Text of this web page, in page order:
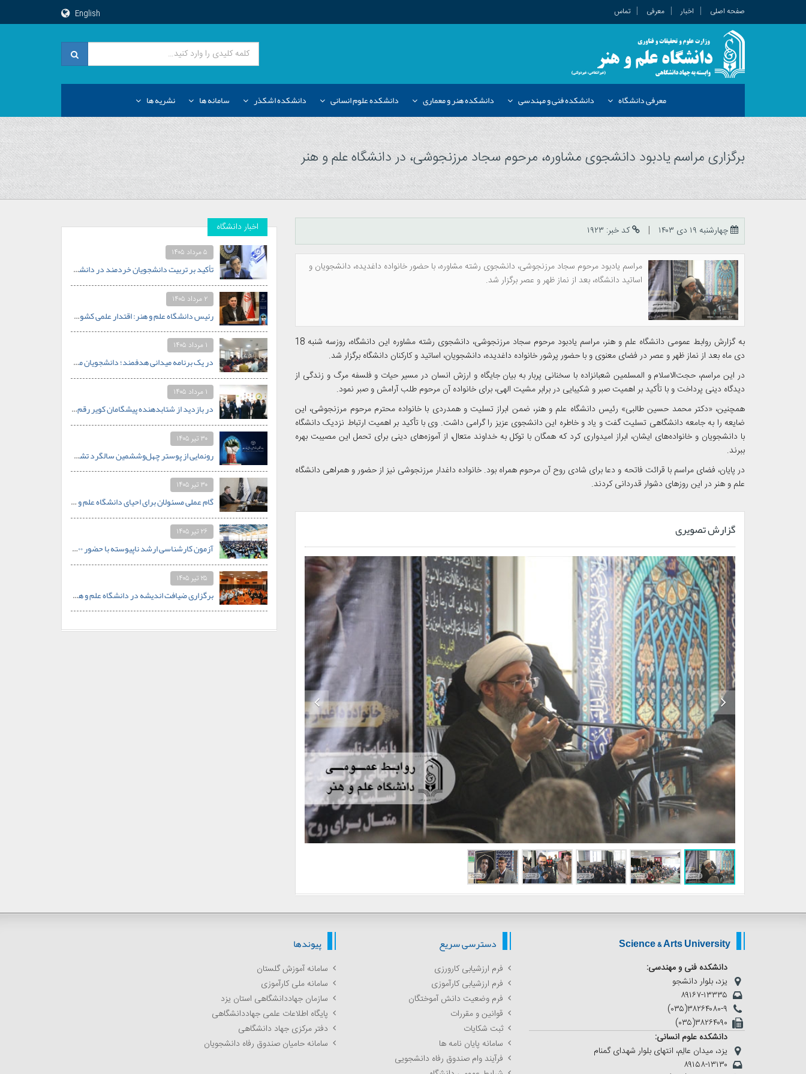
صفحه اصلی اخبار معرفی تماس English
معرفی دانشگاه دانشکده فنی و مهندسی دانشکده هنر و معماری دانشکده علوم انسانی دانشکده اشکذر سامانه ها نشریه ها
برگزاری مراسم یادبود دانشجوی مشاوره، مرحوم سجاد مرزنجوشی، در دانشگاه علم و هنر
چهارشنبه ۱۹ دی ۱۴۰۳ کد خبر: ۱۹۲۳
مراسم یادبود مرحوم سجاد مرزنجوشی، دانشجوی رشته مشاوره، با حضور خانواده داغدیده، دانشجویان و
اساتید دانشگاه، بعد از نماز ظهر و عصر برگزار شد.
به گزارش روابط عمومی دانشگاه علم و هنر، مراسم یادبود مرحوم سجاد مرزنجوشی، دانشجوی رشته مشاوره این دانشگاه، روزسه شنبه 18
دی ماه بعد از نماز ظهر و عصر در فضای معنوی و با حضور پرشور خانواده داغدیده، دانشجویان، اساتید و کارکنان دانشگاه برگزار شد.
در این مراسم، حجت‌الاسلام و المسلمین شعبانزاده با سخنانی پربار به بیان جایگاه و ارزش انسان در مسیر حیات و فلسفه مرگ و زندگی از
دیدگاه دینی پرداخت و با تأکید بر اهمیت صبر و شکیبایی در برابر مشیت الهی، برای خانواده آن مرحوم طلب آرامش و صبر نمود.
همچنین، «دکتر محمد حسین طالبی» رئیس دانشگاه علم و هنر، ضمن ابراز تسلیت و همدردی با خانواده محترم مرحوم مرزنجوشی، این
ضایعه را به جامعه دانشگاهی تسلیت گفت و یاد و خاطره این دانشجوی عزیز را گرامی داشت. وی با تأکید بر اهمیت ارتباط نزدیک دانشگاه
با دانشجویان و خانواده‌های ایشان، ابراز امیدواری کرد که همگان با توکل به خداوند متعال، از آموزه‌های دینی برای تحمل این مصیبت بهره
ببرند.
در پایان، فضای مراسم با قرائت فاتحه و دعا برای شادی روح آن مرحوم همراه بود. خانواده داغدار مرزنجوشی نیز از حضور و همراهی دانشگاه
علم و هنر در این روزهای دشوار قدردانی کردند.
گزارش تصویری
اخبار دانشگاه
۵ مرداد ۱۴۰۵
تأکید بر تربیت دانشجویان خردمند در دانشگاه‌ها/ تبدیل دانشگاه علم‌وهنر جهاددانشگاهی به الگوی دانشگاه کارآفرین در جنوب کشور
۲ مرداد ۱۴۰۵
رئیس دانشگاه علم و هنر: اقتدار علمی کشور با تکیه بر جوانان و خودباوری محقق خواهد شد.
۱ مرداد ۱۴۰۵
در یک برنامه میدانی هدفمند؛ دانشجویان مهندسی دانشگاه علم و هنر از قلب صنعت کاشی یزد بازدید کردند
۱ مرداد ۱۴۰۵
در بازدید از شتابدهنده پیشگامان کویر رقم خورد: همنشینی اساتید دانشگاه علم و هنر با محور استارتاپی
۳۰ تیر ۱۴۰۵
رونمایی از پوستر چهل‌وششمین سالگرد تشکیل جهاددانشگاهی با شعار «جهاددانشگاهی؛ اقتدار علمی در افق مقاومت»
۳۰ تیر ۱۴۰۵
گام عملی مسئولان برای احیای دانشگاه علم و هنر اردکان؛ از نیازسنجی رشته‌های جدید تا تأمین بودجه
۲۶ تیر ۱۴۰۵
آزمون کارشناسی ارشد ناپیوسته با حضور ۵۰۰ داوطلب در دانشگاه علم و هنر برگزار شد
۲۵ تیر ۱۴۰۵
برگزاری ضیافت اندیشه در دانشگاه علم و هنر؛ از اعجاز علمی قرآن تا نظام سلوکی در خانواده
Science & Arts University
دانشکده فنی و مهندسی:
یزد، بلوار دانشجو
۸۹۱۶۷-۱۳۳۳۵
(۰۳۵)۳۸۲۶۴۰۸۰-۹
(۰۳۵)۳۸۲۶۴۰۹۰
دانشکده علوم انسانی:
یزد، میدان عالِم، انتهای بلوار شهدای گمنام
۸۹۱۵۸-۱۳۱۳۰
دسترسی سریع
فرم ارزشیابی کارورزی
فرم ارزشیابی کارآموزی
فرم وضعیت دانش آموختگان
قوانین و مقررات
ثبت شکایات
سامانه پایان نامه ها
فرآیند وام صندوق رفاه دانشجویی
پیوندها
سامانه آموزش گلستان
سامانه ملی کارآموزی
سازمان جهاددانشگاهی استان یزد
پایگاه اطلاعات علمی جهاددانشگاهی
دفتر مرکزی جهاد دانشگاهی
سامانه حامیان صندوق رفاه دانشجویان